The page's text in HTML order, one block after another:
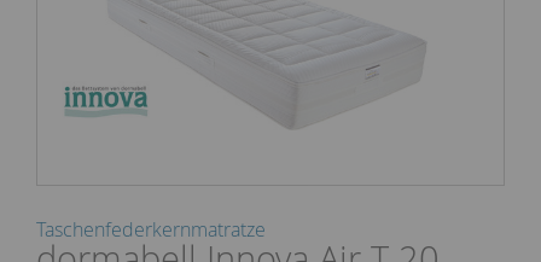
Taschenfederkernmatratze